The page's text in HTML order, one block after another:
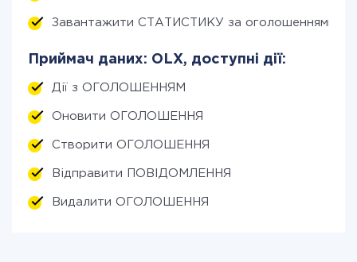
Завантажити СТАТИСТИКУ за оголошеннями
Приймач даних: OLX, доступні дії:
Дії з ОГОЛОШЕННЯМ
Оновити ОГОЛОШЕННЯ
Створити ОГОЛОШЕННЯ
Відправити ПОВІДОМЛЕННЯ
Видалити ОГОЛОШЕННЯ